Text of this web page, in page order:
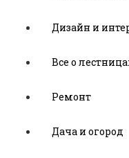
Дизайн и
Все о
Ремонт
Дача и огород